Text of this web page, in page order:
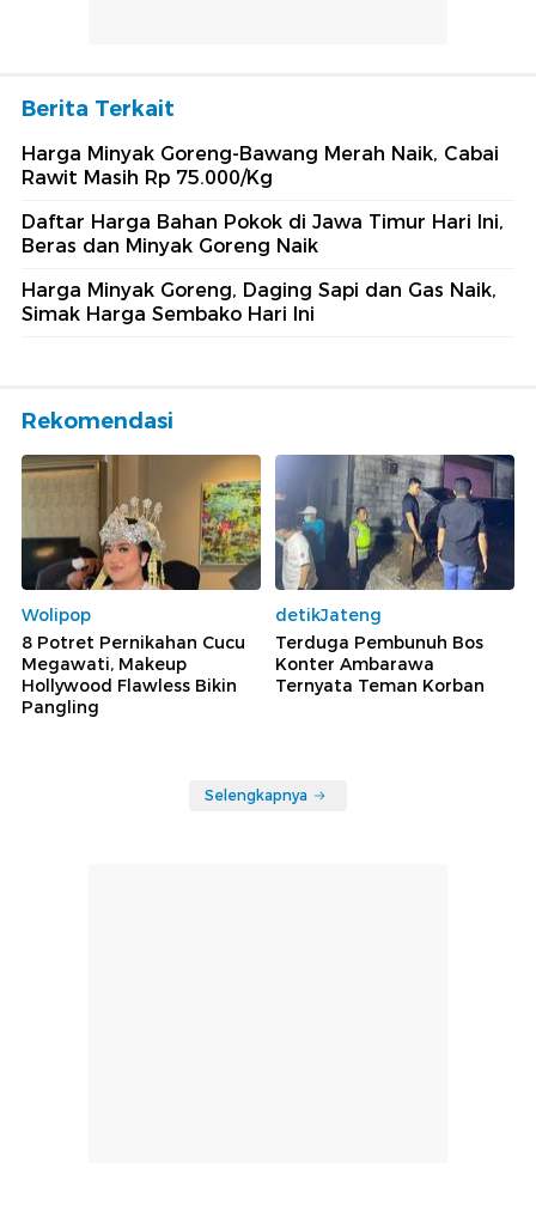
Berita Terkait
Harga Minyak Goreng-Bawang Merah Naik, Cabai
Rawit Masih Rp 75.000/Kg
Daftar Harga Bahan Pokok di Jawa Timur Hari Ini,
Beras dan Minyak Goreng Naik
Harga Minyak Goreng, Daging Sapi dan Gas Naik,
Simak Harga Sembako Hari Ini
Rekomendasi
Wolipop
8 Potret Pernikahan Cucu
Megawati, Makeup
Hollywood Flawless Bikin
Pangling
detikJateng
Terduga Pembunuh Bos
Konter Ambarawa
Ternyata Teman Korban
Selengkapnya